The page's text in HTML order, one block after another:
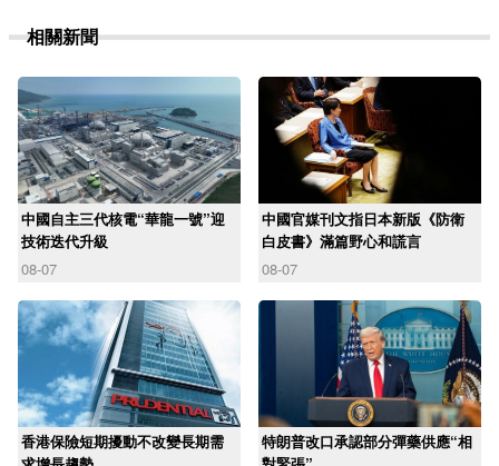
相關新聞
中國自主三代核電“華龍一號”迎
技術迭代升級
08-07
中國官媒刊文指日本新版《防衛
白皮書》滿篇野心和謊言
08-07
香港保險短期擾動不改變長期需
特朗普改口承認部分彈藥供應“相